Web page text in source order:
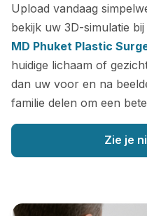
Upload vandaag
bekijk uw 3D-simulatie
MD Phuket Plastic
huidige lichaam of
dan uw voor en na
familie delen om een
Zie je